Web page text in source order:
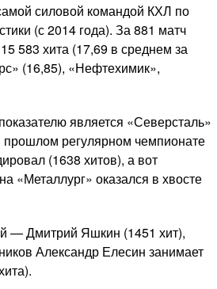
силовой командой КХЛ по
(с 2014 года). За 881 матч
583 хита (17,69 в среднем за
(16,85), «Нефтехимик»,
является «Северсталь»
регулярном чемпионате
(1638 хитов), а вот
«Металлург» оказался в хвосте
— Дмитрий Яшкин (1451 хит),
Александр Елесин занимает